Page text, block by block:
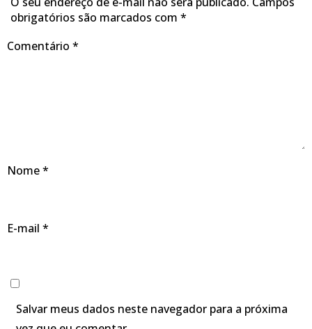
obrigatórios são marcados com *
Comentário *
Nome*
E-mail *
Salvar meus dados neste navegador para a próxima